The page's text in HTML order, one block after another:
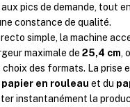
pics de demande, tout
constance de qualité.
recto simple, la machine
maximale de 25,4 cm,
choix des formats. La prise
papier en rouleau et du
instantanément la